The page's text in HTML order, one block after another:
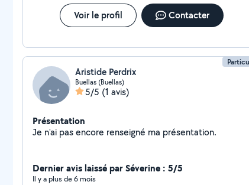
Voir le profil Contacter
Aristide Perdrix
Buellas (Buellas)
5/5 (1 avis)
Présentation
Je n'ai pas encore renseigné ma présentation.
Dernier avis laissé par Séverine : 5/5
Il y a plus de 6 mois